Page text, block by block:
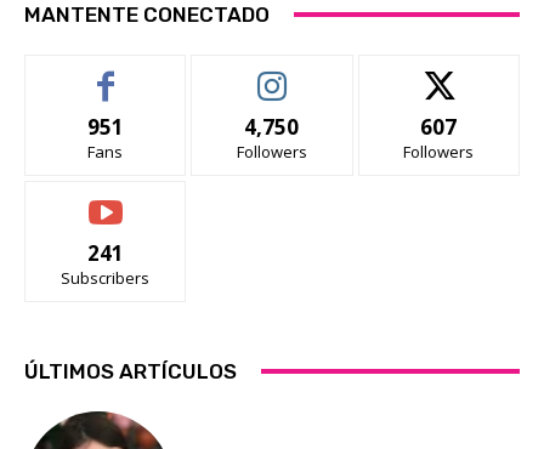
MANTENTE CONECTADO
951
Fans
4,750
Followers
607
Followers
241
Subscribers
ÚLTIMOS ARTÍCULOS